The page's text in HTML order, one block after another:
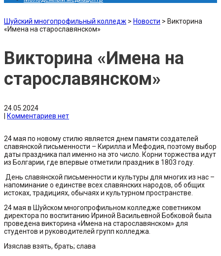
Шуйский многопрофильный колледж > Новости > Викторина
«Имена на старославянском»
Викторина «Имена на
старославянском»
24.05.2024
Комментариев нет
24 мая по новому стилю является днем памяти создателей
славянской письменности – Кирилла и Мефодия, поэтому выбор
даты праздника пал именно на это число. Корни торжества идут
из Болгарии, где впервые отметили праздник в 1803 году.
День славянской письменности и культуры для многих из нас –
напоминание о единстве всех славянских народов, об общих
истоках, традициях, обычаях и культурном пространстве.
24 мая в Шуйском многопрофильном колледже советником
директора по воспитанию Ириной Васильевной Бобковой была
проведена викторина «Имена на старославянском» для
студентов и руководителей групп колледжа.
Изяслав взять, брать; слава